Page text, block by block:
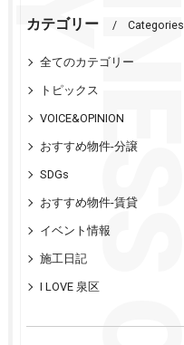
カテゴリー Categories
全てのカテゴリー
トピックス
VOICE&OPINION
おすすめ物件-分譲
SDGs
おすすめ物件-賃貸
イベント情報
施工日記
I LOVE 泉区